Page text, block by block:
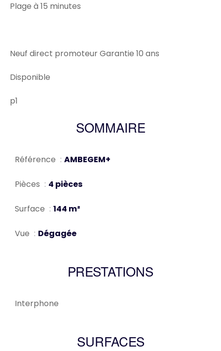
Plage à 15 minutes
Neuf direct promoteur Garantie 10 ans
Disponible
p1
SOMMAIRE
Référence AMBEGEM+
Pièces 4 pièces
Surface 144 m²
Vue Dégagée
PRESTATIONS
Interphone
SURFACES